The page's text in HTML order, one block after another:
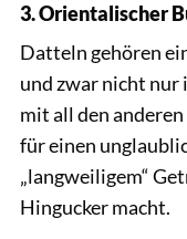
3. Orientalischer
Datteln gehören
und zwar nicht nur
mit all den
für einen
„langweiligem“
Hingucker macht.